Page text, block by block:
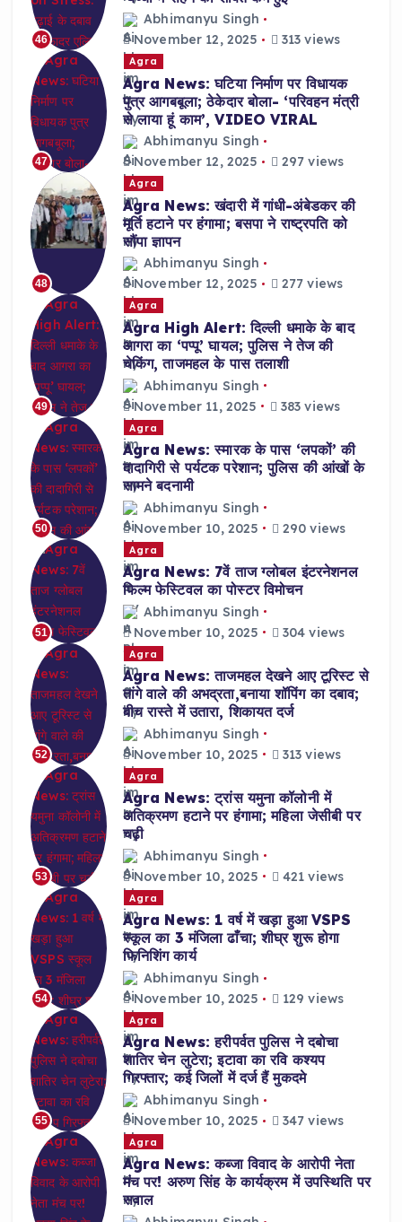
46
Abhimanyu Singh
November 12, 2025
313 views
47
Agra
Agra News: घटिया निर्माण पर विधायक
पुत्र आगबबूला; ठेकेदार बोला- ‘परिवहन मंत्री
से लाया हूं काम’, VIDEO VIRAL
Abhimanyu Singh
November 12, 2025
297 views
48
Agra
Agra News: खंदारी में गांधी-अंबेडकर की
मूर्ति हटाने पर हंगामा; बसपा ने राष्ट्रपति को
सौंपा ज्ञापन
Abhimanyu Singh
November 12, 2025
277 views
49
Agra
Agra High Alert: दिल्ली धमाके के बाद
आगरा का ‘पप्पू’ घायल; पुलिस ने तेज की
चेकिंग, ताजमहल के पास तलाशी
Abhimanyu Singh
November 11, 2025
383 views
50
Agra
Agra News: स्मारक के पास ‘लपकों’ की
दादागिरी से पर्यटक परेशान; पुलिस की आंखों के
सामने बदनामी
Abhimanyu Singh
November 10, 2025
290 views
51
Agra
Agra News: 7वें ताज ग्लोबल इंटरनेशनल
फिल्म फेस्टिवल का पोस्टर विमोचन
Abhimanyu Singh
November 10, 2025
304 views
52
Agra
Agra News: ताजमहल देखने आए टूरिस्ट से
तांगे वाले की अभद्रता,बनाया शॉपिंग का दबाव;
बीच रास्ते में उतारा, शिकायत दर्ज
Abhimanyu Singh
November 10, 2025
313 views
53
Agra
Agra News: ट्रांस यमुना कॉलोनी में
अतिक्रमण हटाने पर हंगामा; महिला जेसीबी पर
चढ़ी
Abhimanyu Singh
November 10, 2025
421 views
54
Agra
Agra News: 1 वर्ष में खड़ा हुआ VSPS
स्कूल का 3 मंजिला ढाँचा; शीघ्र शुरू होगा
फिनिशिंग कार्य
Abhimanyu Singh
November 10, 2025
129 views
55
Agra
Agra News: हरीपर्वत पुलिस ने दबोचा
शातिर चेन लुटेरा; इटावा का रवि कश्यप
गिरफ्तार; कई जिलों में दर्ज हैं मुकदमे
Abhimanyu Singh
November 10, 2025
347 views
Agra
Agra News: कब्जा विवाद के आरोपी नेता
मंच पर! अरुण सिंह के कार्यक्रम में उपस्थिति पर
सवाल